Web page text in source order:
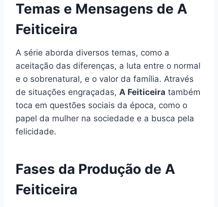
Temas e Mensagens de A
Feiticeira
A série aborda diversos temas, como a
aceitação das diferenças, a luta entre o normal
e o sobrenatural, e o valor da família. Através
de situações engraçadas, A Feiticeira também
toca em questões sociais da época, como o
papel da mulher na sociedade e a busca pela
felicidade.
Fases da Produção de A
Feiticeira